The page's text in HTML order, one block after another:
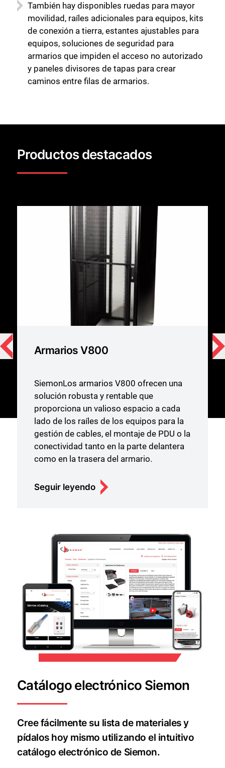
También hay disponibles ruedas para mayor
movilidad, raíles adicionales para equipos, kits
de conexión a tierra, estantes ajustables para
equipos, soluciones de seguridad para
armarios que impiden el acceso no autorizado
y paneles divisores de tapas para crear
caminos entre filas de armarios.
Productos destacados
Armarios V800
SiemonLos armarios V800 ofrecen una
solución robusta y rentable que
proporciona un valioso espacio a cada
lado de los raíles de los equipos para la
gestión de cables, el montaje de PDU o la
conectividad tanto en la parte delantera
como en la trasera del armario.
Seguir leyendo
Catálogo electrónico Siemon
Cree fácilmente su lista de materiales y
pídalos hoy mismo utilizando el intuitivo
catálogo electrónico de Siemon.